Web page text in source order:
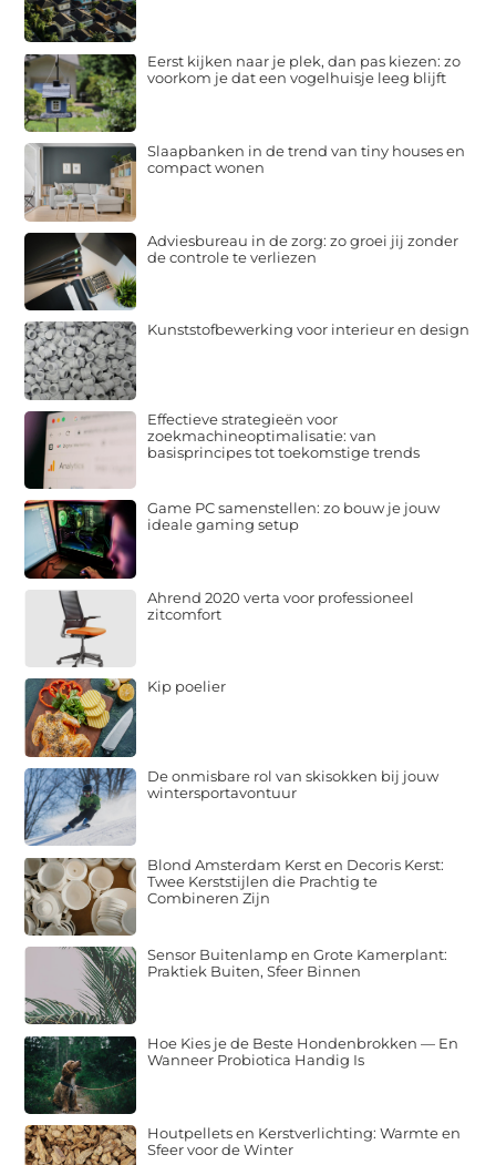
Eerst kijken naar je plek, dan pas kiezen: zo
voorkom je dat een vogelhuisje leeg blijft
Slaapbanken in de trend van tiny houses en
compact wonen
Adviesbureau in de zorg: zo groei jij zonder
de controle te verliezen
Kunststofbewerking voor interieur en design
Effectieve strategieën voor
zoekmachineoptimalisatie: van
basisprincipes tot toekomstige trends
Game PC samenstellen: zo bouw je jouw
ideale gaming setup
Ahrend 2020 verta voor professioneel
zitcomfort
Kip poelier
De onmisbare rol van skisokken bij jouw
wintersportavontuur
Blond Amsterdam Kerst en Decoris Kerst:
Twee Kerststijlen die Prachtig te
Combineren Zijn
Sensor Buitenlamp en Grote Kamerplant:
Praktiek Buiten, Sfeer Binnen
Hoe Kies je de Beste Hondenbrokken — En
Wanneer Probiotica Handig Is
Houtpellets en Kerstverlichting: Warmte en
Sfeer voor de Winter